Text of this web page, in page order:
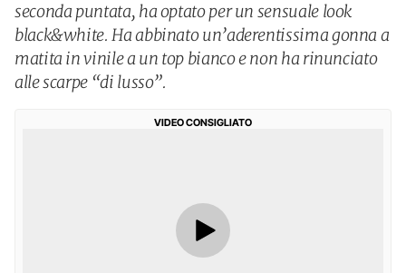
seconda puntata, ha optato per un sensuale look
black&white. Ha abbinato un’aderentissima gonna a
matita in vinile a un top bianco e non ha rinunciato
alle scarpe “di lusso”.
VIDEO CONSIGLIATO